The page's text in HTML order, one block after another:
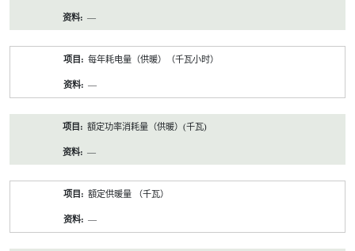
—
每年耗电量（供暖）（千瓦小时）
—
額定功率消耗量（供暖）(千瓦)
—
額定供暖量 （千瓦）
—